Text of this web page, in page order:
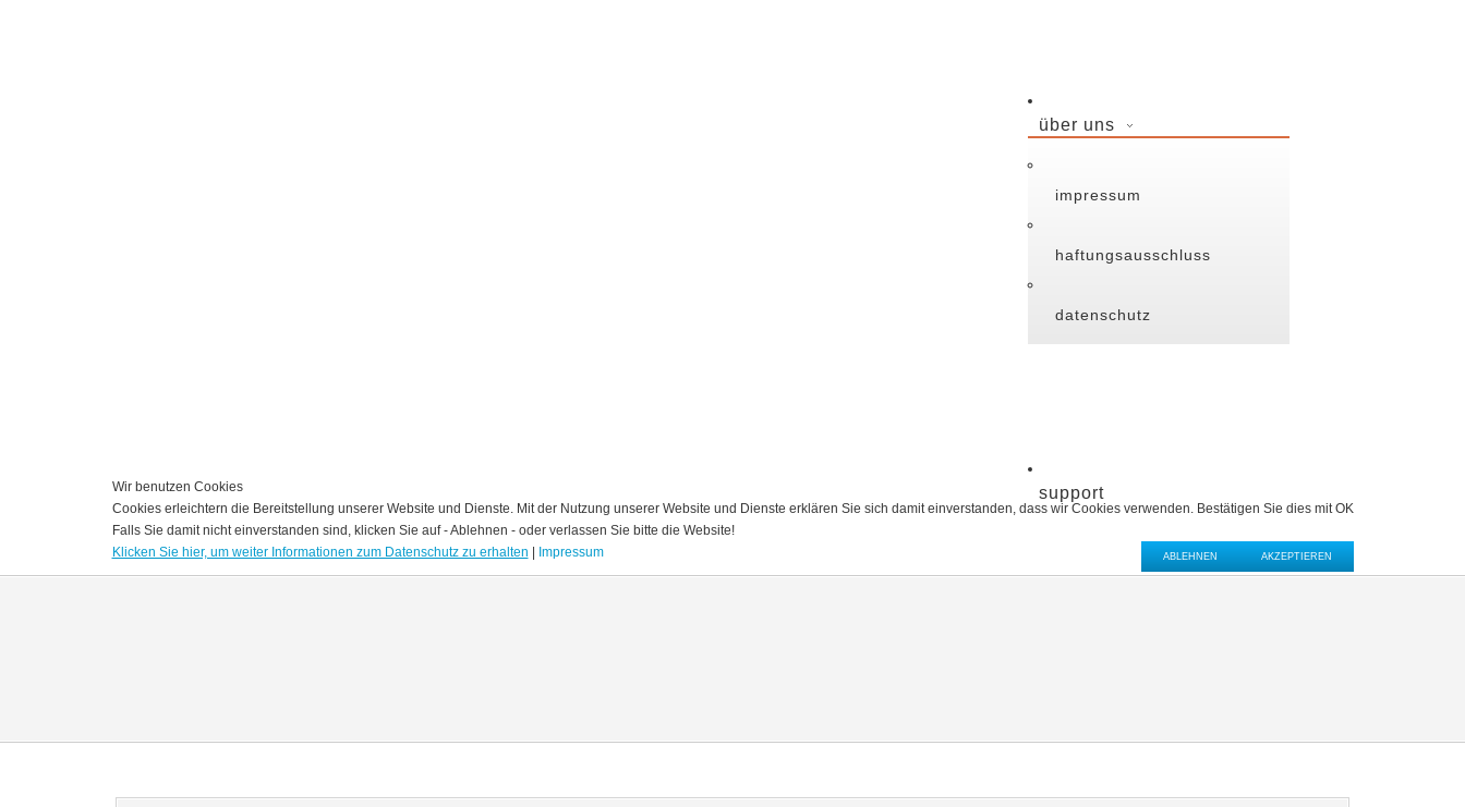
über uns
impressum
haftungsausschluss
datenschutz
support
Wir benutzen Cookies
Cookies erleichtern die Bereitstellung unserer Website und Dienste. Mit der Nutzung unserer Website und Dienste erklären Sie sich damit einverstanden, dass wir Cookies verwenden. Bestätigen Sie dies mit OK
Falls Sie damit nicht einverstanden sind, klicken Sie auf - Ablehnen - oder verlassen Sie bitte die Website!
AKZEPTIEREN
ABLEHNEN
Klicken Sie hier, um weiter Informationen zum Datenschutz zu erhalten | Impressum